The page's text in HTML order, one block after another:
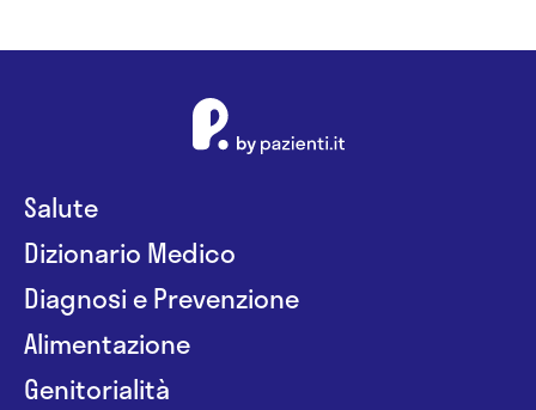
Salute
Dizionario Medico
Diagnosi e Prevenzione
Alimentazione
Genitorialità